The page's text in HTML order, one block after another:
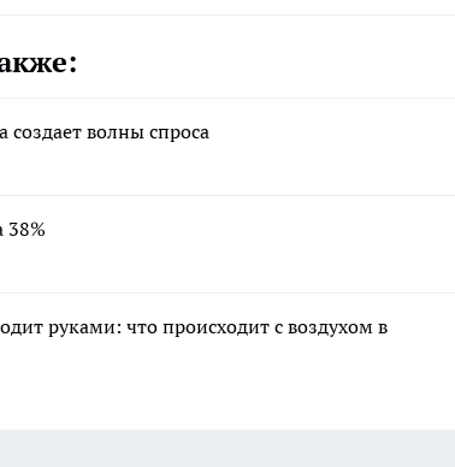
волны спроса
38%
руками: что происходит с воздухом в